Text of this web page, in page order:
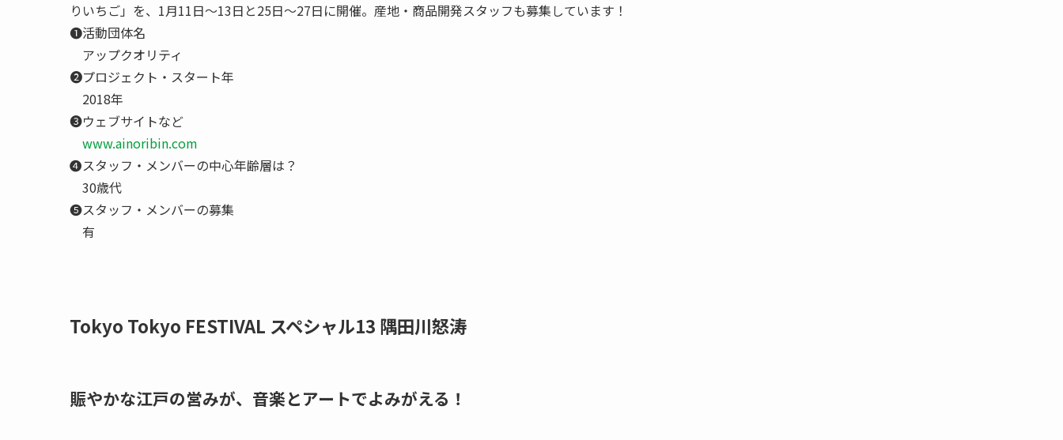
りいちご」を、1月11日〜13日と25日〜27日に開催。産地・商品開発スタッフも募集しています！
❶活動団体名
アップクオリティ
❷プロジェクト・スタート年
2018年
❸ウェブサイトなど
www.ainoribin.com
❹スタッフ・メンバーの中心年齢層は？
30歳代
❺スタッフ・メンバーの募集
有
Tokyo Tokyo FESTIVAL スペシャル13 隅田川怒涛
賑やかな江戸の営みが、音楽とアートでよみがえる！